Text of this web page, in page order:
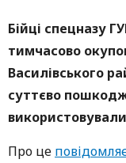
Бійці спецназу
тимчасово
Василівського
суттєво
Про це